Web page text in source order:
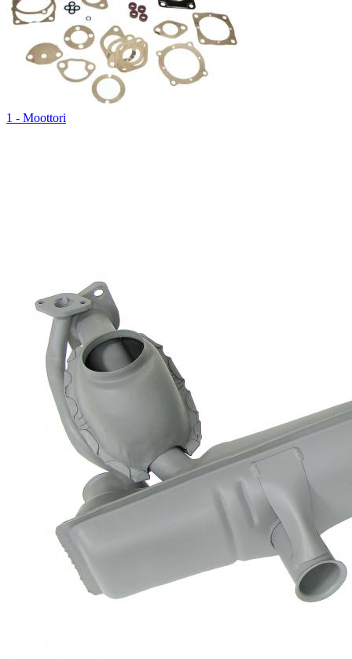
1 - Moottori